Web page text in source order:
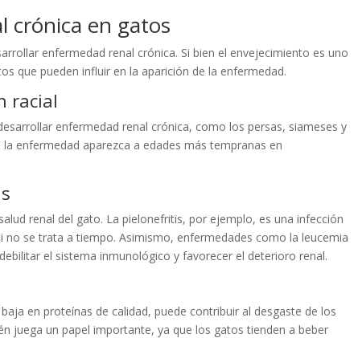
crónica en gatos
enfermedad renal crónica. Si bien el envejecimiento es uno
que pueden influir en la aparición de la enfermedad.
racial
enfermedad renal crónica, como los persas, siameses y
enfermedad aparezca a edades más tempranas en
renal del gato. La pielonefritis, por ejemplo, es una infección
se trata a tiempo. Asimismo, enfermedades como la leucemia
el sistema inmunológico y favorecer el deterioro renal.
en proteínas de calidad, puede contribuir al desgaste de los
juega un papel importante, ya que los gatos tienden a beber